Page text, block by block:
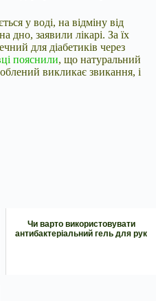
у воді, на відміну від
дно, заявили лікарі. За їх
для діабетиків через
пояснили, що натуральний
викликає звикання, і
Чи варто використовувати
антибактеріальний гель для рук